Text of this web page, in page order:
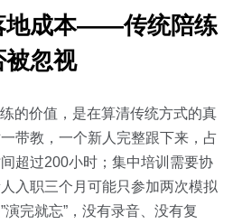
地成本——传统陪练
被忽视
的价值，是在算清传统方式的真
带教，一个新人完整跟下来，占
超过200小时；集中培训需要协
入职三个月可能只参加两次模拟
完就忘”，没有录音、没有复